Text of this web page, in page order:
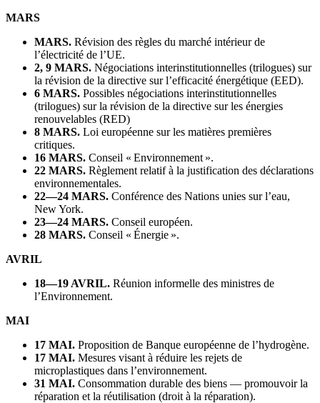
MARS
MARS. Révision des règles du marché intérieur de
l’électricité de l’UE.
2, 9 MARS. Négociations interinstitutionnelles (trilogues) sur
la révision de la directive sur l’efficacité énergétique (EED).
6 MARS. Possibles négociations interinstitutionnelles
(trilogues) sur la révision de la directive sur les énergies
renouvelables (RED)
8 MARS. Loi européenne sur les matières premières
critiques.
16 MARS. Conseil « Environnement ».
22 MARS. Règlement relatif à la justification des déclarations
environnementales.
22—24 MARS. Conférence des Nations unies sur l’eau,
New York.
23—24 MARS. Conseil européen.
28 MARS. Conseil « Énergie ».
AVRIL
18—19 AVRIL. Réunion informelle des ministres de
l’Environnement.
MAI
17 MAI. Proposition de Banque européenne de l’hydrogène.
17 MAI. Mesures visant à réduire les rejets de
microplastiques dans l’environnement.
31 MAI. Consommation durable des biens — promouvoir la
réparation et la réutilisation (droit à la réparation).